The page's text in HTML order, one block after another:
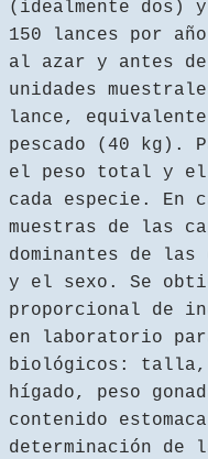
(idealmente dos)
150 lances por
al azar y antes
unidades
lance,
pescado (40 kg).
el peso total y el
cada especie. En
muestras de las
dominantes de
y el sexo. Se
proporcional de
en laboratorio
biológicos: talla,
hígado, peso
contenido
determinación de